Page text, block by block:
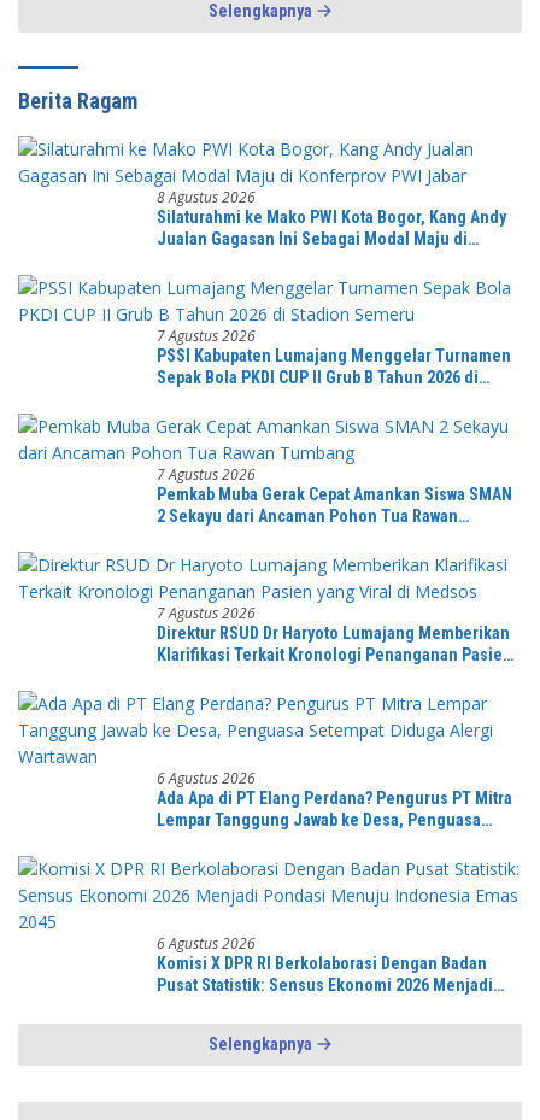
Selengkapnya
Berita Ragam
8 Agustus 2026
Silaturahmi ke Mako PWI Kota Bogor, Kang Andy
Jualan Gagasan Ini Sebagai Modal Maju di
7 Agustus 2026
PSSI Kabupaten Lumajang Menggelar Turnamen
Sepak Bola PKDI CUP II Grub B Tahun 2026 di
7 Agustus 2026
Pemkab Muba Gerak Cepat Amankan Siswa SMAN
2 Sekayu dari Ancaman Pohon Tua Rawan
7 Agustus 2026
Direktur RSUD Dr Haryoto Lumajang Memberikan
Klarifikasi Terkait Kronologi Penanganan Pasien
6 Agustus 2026
Ada Apa di PT Elang Perdana? Pengurus PT Mitra
Lempar Tanggung Jawab ke Desa, Penguasa
6 Agustus 2026
Komisi X DPR RI Berkolaborasi Dengan Badan
Pusat Statistik: Sensus Ekonomi 2026 Menjadi
Selengkapnya